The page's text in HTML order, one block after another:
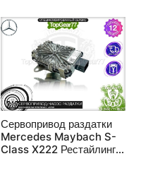
Сервопривод раздатки
Mercedes Maybach S-
Class X222 Рестайлинг